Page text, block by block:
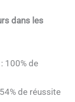
dans les
100% de
de réussite